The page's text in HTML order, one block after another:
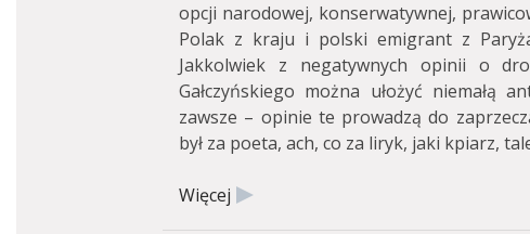
opcji narodowej, konserwatywnej,
Polak z kraju i polski emigrant z
Jakkolwiek z negatywnych opinii o
Gałczyńskiego można ułożyć niemałą
zawsze – opinie te prowadzą do
był za poeta, ach, co za liryk, jaki kpiarz,
Więcej